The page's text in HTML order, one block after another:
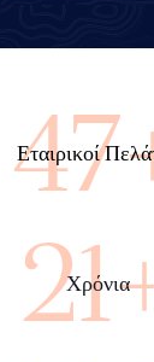
Εταιρικοί
Χρόνια